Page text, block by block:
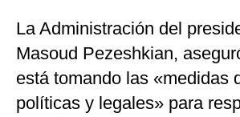
La Administración del
Masoud Pezeshkian,
está tomando las «medidas
políticas y legales» para